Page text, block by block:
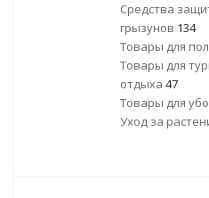
Средства
грызунов 134
Товары для
Товары для
отдыха 47
Товары для
Уход за